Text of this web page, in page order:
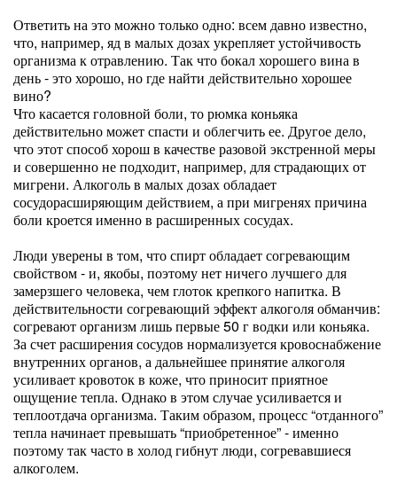
Ответить на это можно только одно: всем давно известно,
что, например, яд в малых дозах укрепляет устойчивость
организма к отравлению. Так что бокал хорошего вина в
день - это хорошо, но где найти действительно хорошее
вино?
Что касается головной боли, то рюмка коньяка
действительно может спасти и облегчить ее. Другое дело,
что этот способ хорош в качестве разовой экстренной меры
и совершенно не подходит, например, для страдающих от
мигрени. Алкоголь в малых дозах обладает
сосудорасширяющим действием, а при мигренях причина
боли кроется именно в расширенных сосудах.
Люди уверены в том, что спирт обладает согревающим
свойством - и, якобы, поэтому нет ничего лучшего для
замерзшего человека, чем глоток крепкого напитка. В
действительности согревающий эффект алкоголя обманчив:
согревают организм лишь первые 50 г водки или коньяка.
За счет расширения сосудов нормализуется кровоснабжение
внутренних органов, а дальнейшее принятие алкоголя
усиливает кровоток в коже, что приносит приятное
ощущение тепла. Однако в этом случае усиливается и
теплоотдача организма. Таким образом, процесс “отданного”
тепла начинает превышать “приобретенное” - именно
поэтому так часто в холод гибнут люди, согревавшиеся
алкоголем.